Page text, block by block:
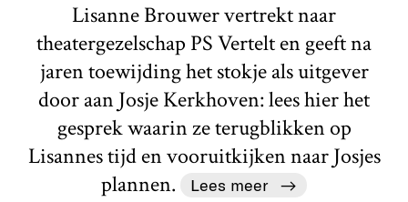
Lisanne Brouwer vertrekt naar
theatergezelschap PS Vertelt en geeft na
jaren toewijding het stokje als uitgever
door aan Josje Kerkhoven: lees hier het
gesprek waarin ze terugblikken op
Lisannes tijd en vooruitkijken naar Josjes
plannen.
Lees meer